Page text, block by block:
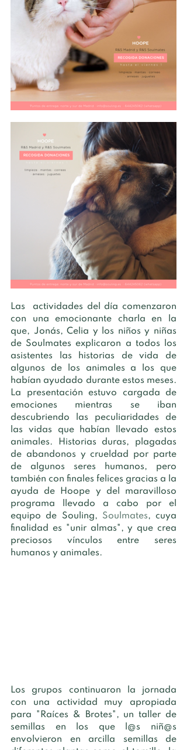
Las  actividades del día comenzaron
con una emocionante charla en la
que, Jonás, Celia y los niños y niñas
de Soulmates explicaron a todos los
asistentes las historias de vida de
algunos de los animales a los que
habían ayudado durante estos meses.
La presentación estuvo cargada de
emociones mientras se iban
descubriendo las peculiaridades de
las vidas que habían llevado estos
animales. Historias duras, plagadas
de abandonos y crueldad por parte
de algunos seres humanos, pero
también con finales felices gracias a la
ayuda de Hoope y del maravilloso
programa llevado a cabo por el
equipo de Souling, Soulmates, cuya
finalidad es "unir almas", y que crea
preciosos vínculos entre seres
humanos y animales.
Los grupos continuaron la jornada
con una actividad muy apropiada
para "Raíces & Brotes", un taller de
semillas en los que l@s niñ@s
envolvieron en arcilla semillas de